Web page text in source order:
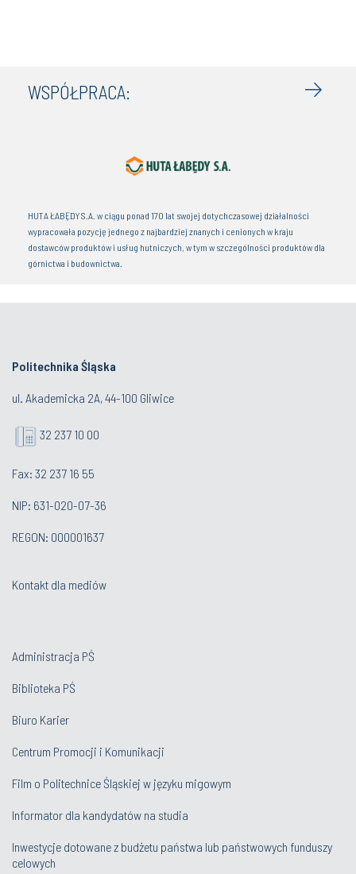
WSPÓŁPRACA:
HUTA ŁABĘDY S.A. w ciągu ponad 170 lat swojej dotychczasowej działalności
wypracowała pozycję jednego z najbardziej znanych i cenionych w kraju
dostawców produktów i usług hutniczych, w tym w szczególności produktów dla
górnictwa i budownictwa.
Politechnika Śląska
ul. Akademicka 2A, 44-100 Gliwice
32 237 10 00
Fax: 32 237 16 55
NIP: 631-020-07-36
REGON: 000001637
Kontakt dla mediów
Administracja PŚ
Biblioteka PŚ
Biuro Karier
Centrum Promocji i Komunikacji
Film o Politechnice Śląskiej w języku migowym
Informator dla kandydatów na studia
Inwestycje dotowane z budżetu państwa lub państwowych funduszy
celowych